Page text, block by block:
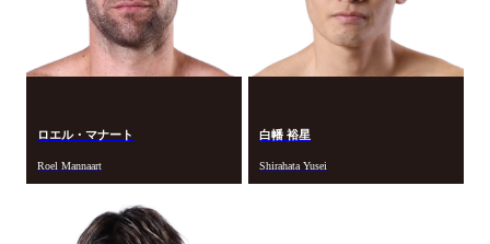
ロエル・マナート
Roel Mannaart
白幡 裕星
Shirahata Yusei